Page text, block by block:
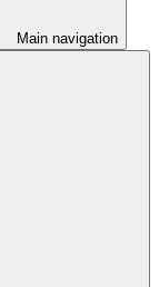
Main navigation